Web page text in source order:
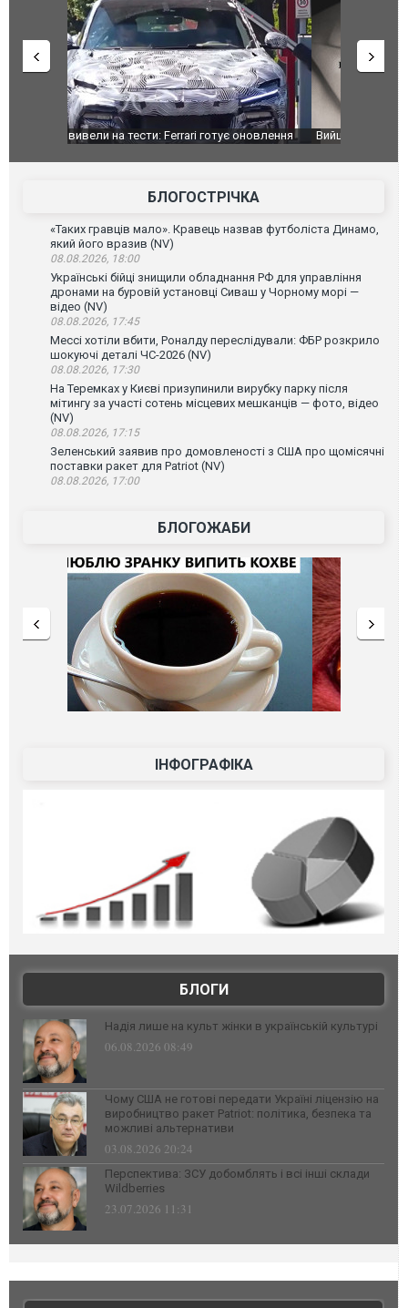
Вийшов трейлер нової екранізації легендарного
БЛОГОСТРІЧКА
«Таких гравців мало». Кравець назвав футболіста Динамо,
який його вразив (NV)
08.08.2026, 18:00
Українські бійці знищили обладнання РФ для управління
дронами на буровій установці Сиваш у Чорному морі —
відео (NV)
08.08.2026, 17:45
Мессі хотіли вбити, Роналду переслідували: ФБР розкрило
шокуючі деталі ЧС-2026 (NV)
08.08.2026, 17:30
На Теремках у Києві призупинили вирубку парку після
мітингу за участі сотень місцевих мешканців — фото, відео
(NV)
08.08.2026, 17:15
Зеленський заявив про домовленості з США про щомісячні
поставки ракет для Patriot (NV)
08.08.2026, 17:00
БЛОГОЖАБИ
ІНФОГРАФІКА
БЛОГИ
Надія лише на культ жінки в українській культурі
06.08.2026 08:49
Чому США не готові передати Україні ліцензію на
виробництво ракет Patriot: політика, безпека та
можливі альтернативи
03.08.2026 20:24
Перспектива: ЗСУ добомблять і всі інші склади
Wildberries
23.07.2026 11:31